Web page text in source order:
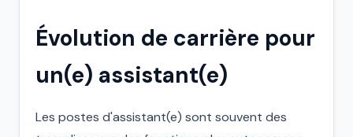
Évolution de carrière pour
un(e) assistant(e)
Les postes d'assistant(e) sont souvent des